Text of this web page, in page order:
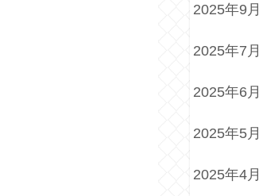
2025年9月
2025年7月
2025年6月
2025年5月
2025年4月